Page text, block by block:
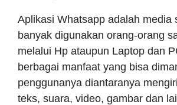
Aplikasi Whatsapp adalah media
banyak digunakan orang-orang
melalui Hp ataupun Laptop dan
berbagai manfaat yang bisa
penggunanya diantaranya
teks, suara, video, gambar dan